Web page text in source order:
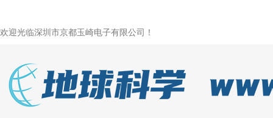
欢迎光临深圳市京都玉崎电子有限公司！